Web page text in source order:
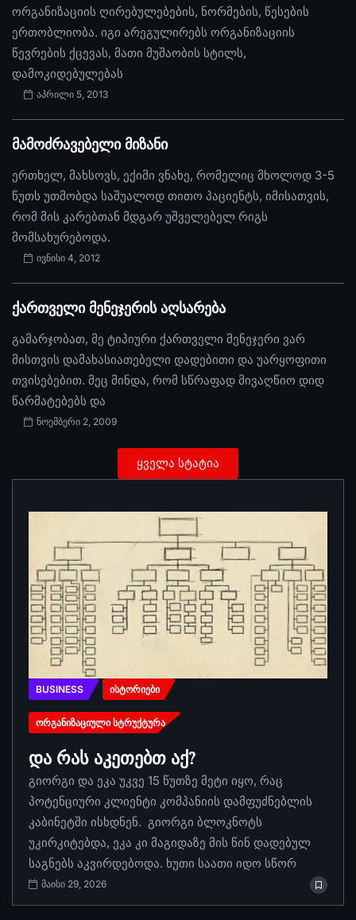
ორგანიზაციის ღირებულებების, ნორმების, წესების
ერთობლიობა. იგი არეგულირებს ორგანიზაციის
წევრების ქცევას, მათი მუშაობის სტილს,
დამოკიდებულებას
აპრილი 5, 2013
მამოძრავებელი მიზანი
ერთხელ, მახსოვს, ექიმი ვნახე, რომელიც მხოლოდ 3-5
წუთს უთმობდა საშუალოდ თითო პაციენტს, იმისათვის,
რომ მის კარებთან მდგარ უშველებელ რიგს
მომსახურებოდა.
ივნისი 4, 2012
ქართველი მენეჯერის აღსარება
გამარჯობათ, მე ტიპიური ქართველი მენეჯერი ვარ
მისთვის დამახასიათებელი დადებითი და უარყოფითი
თვისებებით. მეც მინდა, რომ სწრაფად მივაღწიო დიდ
წარმატებებს და
ნოემბერი 2, 2009
ყველა სტატია
BUSINESS ᲘᲡᲢᲝᲠᲘᲔᲑᲘ
ᲝᲠᲒᲐᲜᲘᲖᲐᲪᲘᲣᲚᲘ ᲡᲢᲠᲣᲥᲢᲣᲠᲐ
და რას აკეთებთ აქ?
გიორგი და ეკა უკვე 15 წუთზე მეტი იყო, რაც
პოტენციური კლიენტი კომპანიის დამფუძნებლის
კაბინეტში ისხდნენ. გიორგი ბლოკნოტს
უკირკიტებდა, ეკა კი მაგიდაზე მის წინ დადებულ
საგნებს აკვირდებოდა. ხუთი საათი იდო სწორ
მაისი 29, 2026